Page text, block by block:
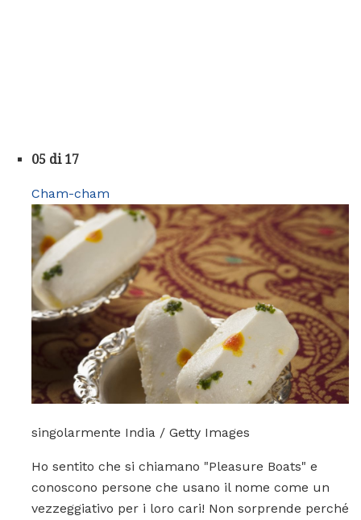
05 di 17
Cham-cham
singolarmente India / Getty Images
Ho sentito che si chiamano "Pleasure Boats" e
conoscono persone che usano il nome come un
vezzeggiativo per i loro cari! Non sorprende perché